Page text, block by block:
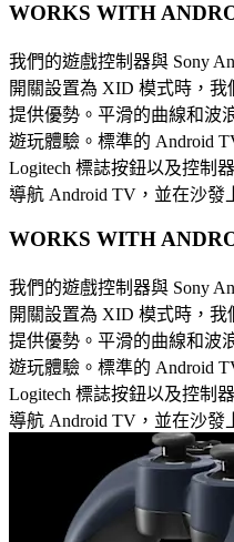
WORKS WITH
我們的遊戲控制器與 Sony
開關設置為 XID 模式時，
提供優勢。平滑的曲線和波
遊玩體驗。標準的 Android
Logitech 標誌按鈕以及控制
導航 Android TV，並在沙發
WORKS WITH
我們的遊戲控制器與 Sony
開關設置為 XID 模式時，
提供優勢。平滑的曲線和波
遊玩體驗。標準的 Android
Logitech 標誌按鈕以及控制
導航 Android TV，並在沙發